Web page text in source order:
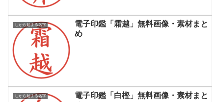
しから始まる名字
電子印鑑「霜越」無料画像・素材まと
め
しから始まる名字
電子印鑑「白樫」無料画像・素材まと